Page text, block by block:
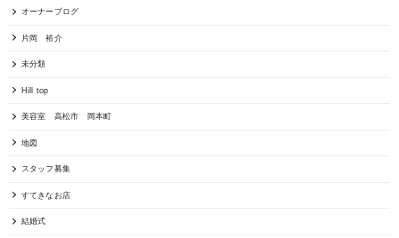
オーナーブログ
片岡 裕介
未分類
Hill top
美容室 高松市 岡本町
地図
スタッフ募集
すてきなお店
結婚式